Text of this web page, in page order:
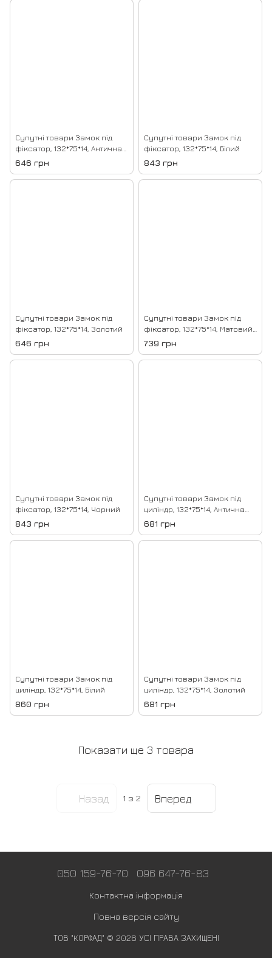
Супутні товари Замок під
фіксатор, 132*75*14, Антична
бронза 22
646 грн
Супутні товари Замок під
фіксатор, 132*75*14, Білий
843 грн
Супутні товари Замок під
фіксатор, 132*75*14, Золотий
646 грн
Супутні товари Замок під
фіксатор, 132*75*14, Матовий
хром 34
739 грн
Супутні товари Замок під
фіксатор, 132*75*14, Чорний
843 грн
Супутні товари Замок під
циліндр, 132*75*14, Антична
бронза 22
681 грн
Супутні товари Замок під
циліндр, 132*75*14, Білий
860 грн
Супутні товари Замок під
циліндр, 132*75*14, Золотий
681 грн
Показати ще 3 товара
Назад 1 з 2 Вперед
050 159-76-70 096 647-76-83
Контактна інформація
Повна версія сайту
ТОВ "КОРФАД" © 2026 УСІ ПРАВА ЗАХИЩЕНІ